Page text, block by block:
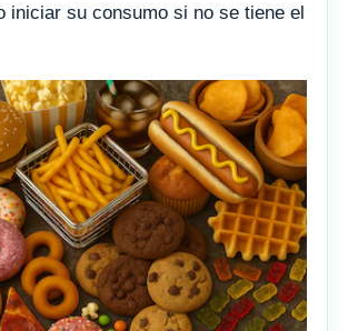
iniciar su consumo si no se tiene el